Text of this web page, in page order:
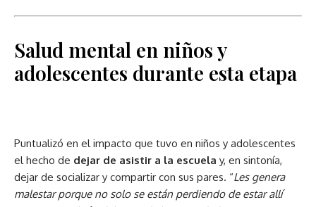
Salud mental en niños y
adolescentes durante esta etapa
Puntualizó en el impacto que tuvo en niños y adolescentes
el hecho de dejar de asistir a la escuela y, en sintonía,
dejar de socializar y compartir con sus pares. “Les genera
malestar porque no solo se están perdiendo de estar allí